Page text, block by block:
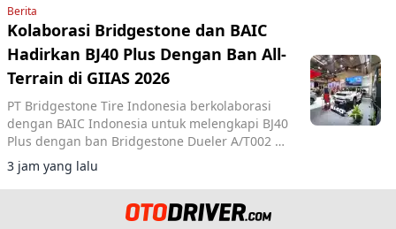
Berita
Kolaborasi Bridgestone dan BAIC
Hadirkan BJ40 Plus Dengan Ban All-
Terrain di GIIAS 2026
PT Bridgestone Tire Indonesia berkolaborasi
dengan BAIC Indonesia untuk melengkapi BJ40
Plus dengan ban Bridgestone Dueler A/T002 di
GIIAS 2026.
3 jam yang lalu